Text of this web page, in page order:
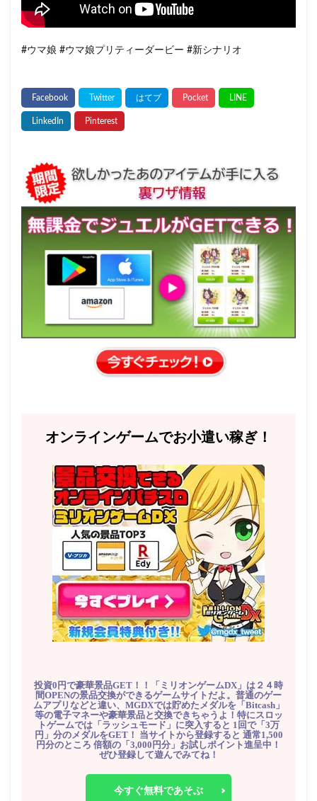
#ウマ娘 #ウマ娘プリティーダービー #新シナリオ
オンラインゲームでお小遣い稼ぎ！
投資0円で豪華景品GET！！「ミリオンゲームDX」は２４時
間OPENの景品交換ができるゲームサイトだよ。普通のゲー
ムアプリなどと違い、MGDXでは貯めたメダルを「Bitcash」
等の電子マネーや豪華景品と交換できちゃうよ！特にスロッ
トゲームでは「ラッシュモード」に突入すると 1回で「3万
円」分のメダルをGET！ 当サイトから登録すると 通常1,500
円分のところ 倍額の「3,000円分」お試しポイント進呈中！
ぜひ登録して遊んでみてね！
今すぐ無料であそぶ